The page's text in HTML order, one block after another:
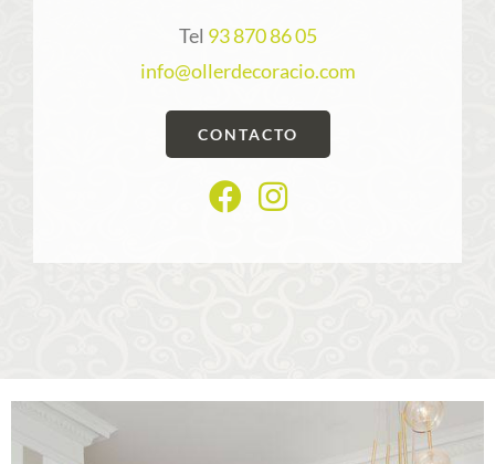
Tel 93 870 86 05
info@ollerdecoracio.com
CONTACTO